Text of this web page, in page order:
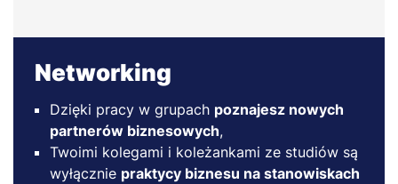
Networking
Dzięki pracy w grupach poznajesz nowych
partnerów biznesowych,
Twoimi kolegami i koleżankami ze studiów są
wyłącznie praktycy biznesu na stanowiskach